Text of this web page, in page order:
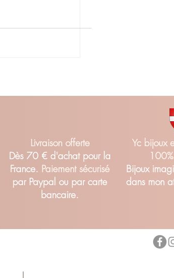
Livraison offerte
Dès 70 € d'achat pour la
France. Paiement sécurisé
par Paypal ou par carte
bancaire.
Yc bijoux
Bijoux
dans mon